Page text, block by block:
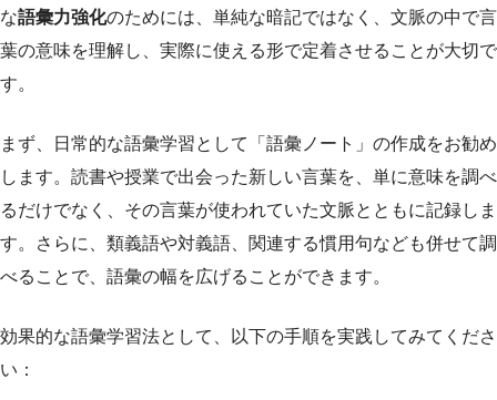
な語彙力強化のためには、単純な暗記ではなく、文脈の中で言
葉の意味を理解し、実際に使える形で定着させることが大切で
す。
まず、日常的な語彙学習として「語彙ノート」の作成をお勧め
します。読書や授業で出会った新しい言葉を、単に意味を調べ
るだけでなく、その言葉が使われていた文脈とともに記録しま
す。さらに、類義語や対義語、関連する慣用句なども併せて調
べることで、語彙の幅を広げることができます。
効果的な語彙学習法として、以下の手順を実践してみてくださ
い：